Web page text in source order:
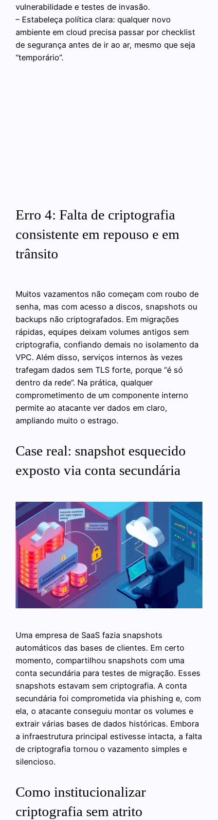
vulnerabilidade e testes de invasão.
– Estabeleça política clara: qualquer novo
ambiente em cloud precisa passar por checklist
de segurança antes de ir ao ar, mesmo que seja
“temporário”.
Erro 4: Falta de criptografia
consistente em repouso e em
trânsito
Muitos vazamentos não começam com roubo de
senha, mas com acesso a discos, snapshots ou
backups não criptografados. Em migrações
rápidas, equipes deixam volumes antigos sem
criptografia, confiando demais no isolamento da
VPC. Além disso, serviços internos às vezes
trafegam dados sem TLS forte, porque “é só
dentro da rede”. Na prática, qualquer
comprometimento de um componente interno
permite ao atacante ver dados em claro,
ampliando muito o estrago.
Case real: snapshot esquecido
exposto via conta secundária
Uma empresa de SaaS fazia snapshots
automáticos das bases de clientes. Em certo
momento, compartilhou snapshots com uma
conta secundária para testes de migração. Esses
snapshots estavam sem criptografia. A conta
secundária foi comprometida via phishing e, com
ela, o atacante conseguiu montar os volumes e
extrair várias bases de dados históricas. Embora
a infraestrutura principal estivesse intacta, a falta
de criptografia tornou o vazamento simples e
silencioso.
Como institucionalizar
criptografia sem atrito